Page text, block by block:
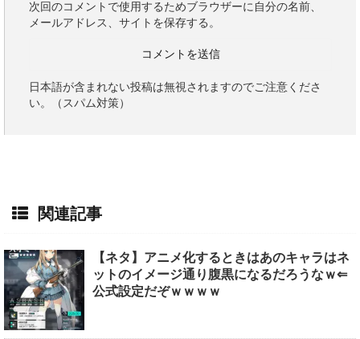
次回のコメントで使用するためブラウザーに自分の名前、
メールアドレス、サイトを保存する。
日本語が含まれない投稿は無視されますのでご注意くださ
い。（スパム対策）
関連記事
【ネタ】アニメ化するときはあのキャラはネ
ットのイメージ通り腹黒になるだろうなｗ⇐
公式設定だぞｗｗｗｗ